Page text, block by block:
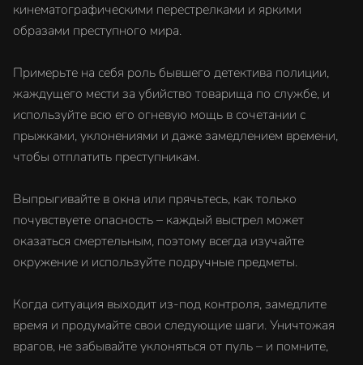
кинематографическими перестрелками и яркими
образами преступного мира.
Примерьте на себя роль бывшего детектива полиции,
жаждущего мести за убийство товарища по службе, и
используйте всю его огневую мощь в сочетании с
прыжками, уклонениями и даже замедлением времени,
чтобы отплатить преступникам.
Выпрыгивайте в окна или прячьтесь, как только
почувствуете опасность – каждый выстрел может
оказаться смертельным, поэтому всегда изучайте
окружение и используйте подручные предметы.
Когда ситуация выходит из-под контроля, замедлите
время и продумайте свои следующие шаги. Уничтожая
врагов, не забывайте уклоняться от пуль – и помните,